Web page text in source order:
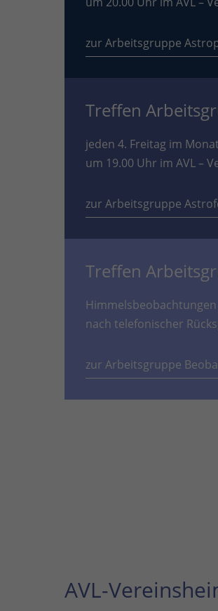
zur Arbeitsgruppe
Treffen
jeden 4. Freitag im Monat
um 19.00 Uhr im AVL –
zur Arbeitsgruppe
Treffen
nach telefonischer
zur Arbeitsgruppe
AVL-